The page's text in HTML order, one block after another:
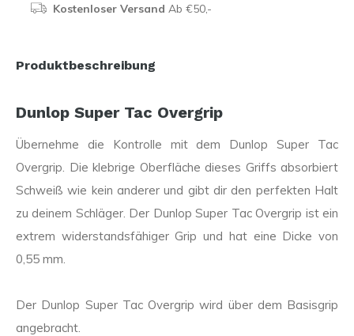
Kostenloser Versand Ab €50,-
Produktbeschreibung
Dunlop Super Tac Overgrip
Übernehme die Kontrolle mit dem Dunlop Super Tac
Overgrip. Die klebrige Oberfläche dieses Griffs absorbiert
Schweiß wie kein anderer und gibt dir den perfekten Halt
zu deinem Schläger. Der Dunlop Super Tac Overgrip ist ein
extrem widerstandsfähiger Grip und hat eine Dicke von
0,55 mm.
Der Dunlop Super Tac Overgrip wird über dem Basisgrip
angebracht.